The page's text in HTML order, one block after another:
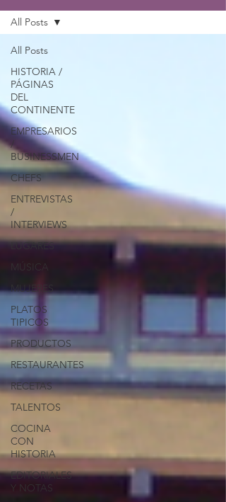
All Posts
HISTORIA /
PÁGINAS
DEL
CONTINENTE
EMPRESARIOS
/
BUSINESSMEN
CHEFS
ENTREVISTAS
/
INTERVIEWS
LUGARES
MÚSICA
MUJERES
PLATOS
TIPICOS
PRODUCTOS
RESTAURANTES
RECETAS
TALENTOS
COCINA
CON
HISTORIA
EDITORIALES
Y NOTAS
All Posts